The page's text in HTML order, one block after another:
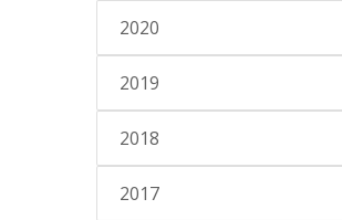
2020
2019
2018
2017